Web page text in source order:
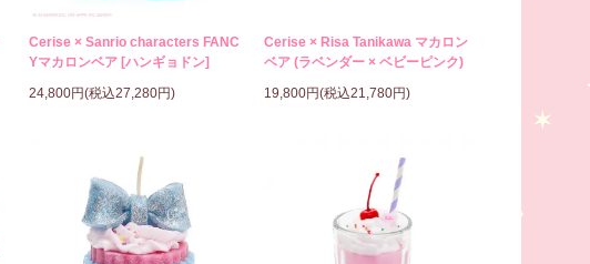
Cerise × Sanrio characters FANC
Yマカロンベア [ハンギョドン]
24,800円(税込27,280円)
Cerise × Risa Tanikawa マカロン
ベア (ラベンダー × ベビーピンク)
19,800円(税込21,780円)